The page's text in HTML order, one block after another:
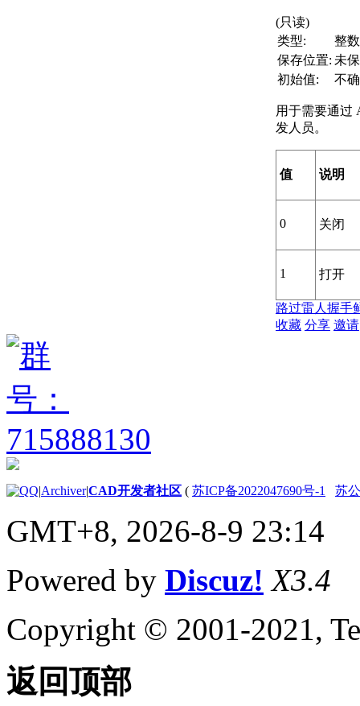
(只读)
类型:
整数
保存位置: 未
初始值:
不
用于需要通过
发人员。
值 说明
0 关闭
1 打开
路过雷人 握手
收藏 分享 邀请
|Archiver|CAD开发者社区 ( 苏ICP备2022047690号-1 苏
GMT+8, 2026-8-9 23:14
Powered by Discuz! X3.4
Copyright © 2001-2021,
返回顶部